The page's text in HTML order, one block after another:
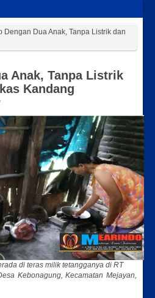
Dengan Dua Anak, Tanpa Listrik dan
Anak, Tanpa Listrik
Kandang
di teras milik tetangganya di RT
Kebonagung, Kecamatan Mejayan,